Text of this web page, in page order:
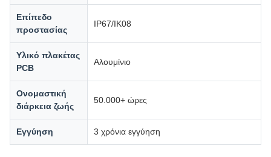
Επίπεδο
προστασίας
IP67/IK08
Υλικό πλακέτας
PCB
Αλουμίνιο
Ονομαστική
διάρκεια ζωής
50.000+ ώρες
Εγγύηση 3 χρόνια εγγύηση